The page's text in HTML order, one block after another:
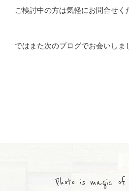
ご検討中の方は気軽にお問合せく
ではまた次のブログでお会いしま
Photo is magic of